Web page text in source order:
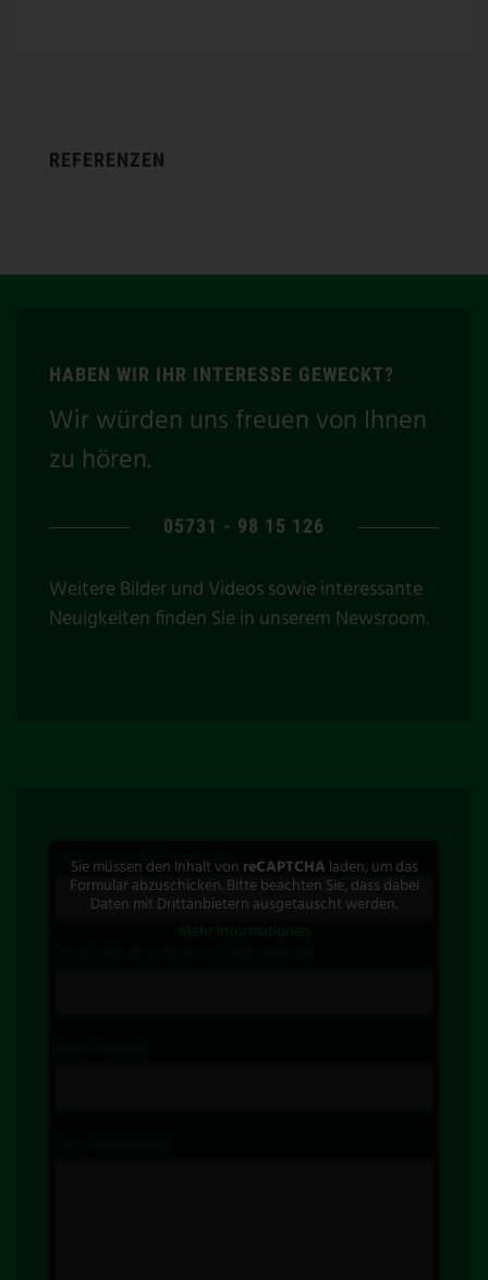
REFERENZEN
HABEN WIR IHR INTERESSE GEWECKT?
Wir würden uns freuen von Ihnen
zu hören.
05731 - 98 15 126
Weitere Bilder und Videos sowie interessante
Neuigkeiten finden Sie in unserem Newsroom.
Ihr Name (Pflichtfeld)
Sie müssen den Inhalt von reCAPTCHA laden, um das
Formular abzuschicken. Bitte beachten Sie, dass dabei
Daten mit Drittanbietern ausgetauscht werden.
Mehr Informationen